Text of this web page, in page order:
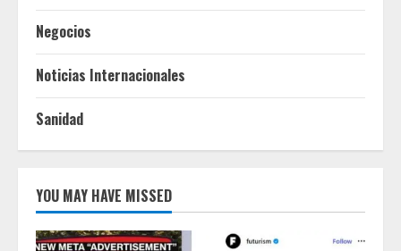
Negocios
Noticias Internacionales
Sanidad
YOU MAY HAVE MISSED